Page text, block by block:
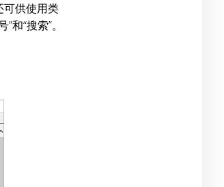
可供使用类
和“搜索”。